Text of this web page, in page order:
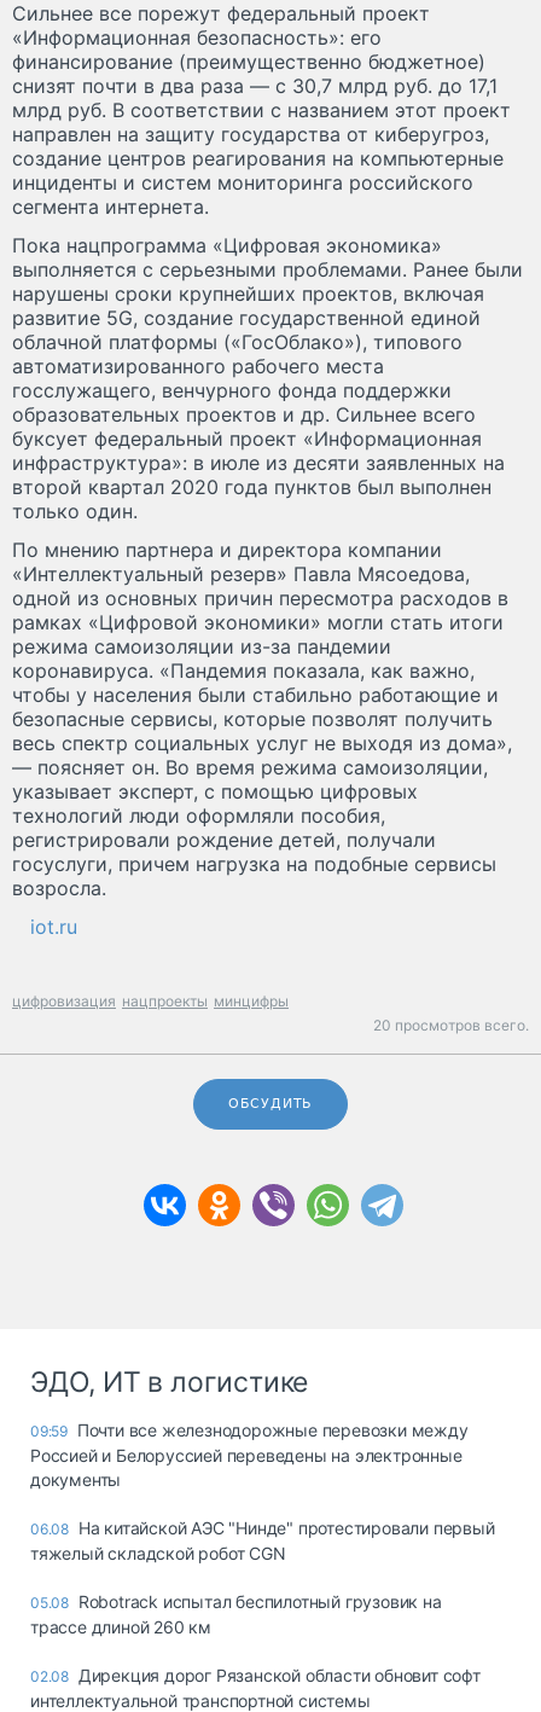
Сильнее все порежут федеральный проект
«Информационная безопасность»: его
финансирование (преимущественно бюджетное)
снизят почти в два раза — с 30,7 млрд руб. до 17,1
млрд руб. В соответствии с названием этот проект
направлен на защиту государства от киберугроз,
создание центров реагирования на компьютерные
инциденты и систем мониторинга российского
сегмента интернета.
Пока нацпрограмма «Цифровая экономика»
выполняется с серьезными проблемами. Ранее были
нарушены сроки крупнейших проектов, включая
развитие 5G, создание государственной единой
облачной платформы («ГосОблако»), типового
автоматизированного рабочего места
госслужащего, венчурного фонда поддержки
образовательных проектов и др. Сильнее всего
буксует федеральный проект «Информационная
инфраструктура»: в июле из десяти заявленных на
второй квартал 2020 года пунктов был выполнен
только один.
По мнению партнера и директора компании
«Интеллектуальный резерв» Павла Мясоедова,
одной из основных причин пересмотра расходов в
рамках «Цифровой экономики» могли стать итоги
режима самоизоляции из-за пандемии
коронавируса. «Пандемия показала, как важно,
чтобы у населения были стабильно работающие и
безопасные сервисы, которые позволят получить
весь спектр социальных услуг не выходя из дома»,
— поясняет он. Во время режима самоизоляции,
указывает эксперт, с помощью цифровых
технологий люди оформляли пособия,
регистрировали рождение детей, получали
госуслуги, причем нагрузка на подобные сервисы
возросла.
iot.ru
цифровизация нацпроекты минцифры
20 просмотров всего.
ОБСУДИТЬ
ЭДО, ИТ в логистике
09:59 Почти все железнодорожные перевозки между
Россией и Белоруссией переведены на электронные
документы
06.08 На китайской АЭС "Нинде" протестировали первый
тяжелый складской робот CGN
05.08 Robotrack испытал беспилотный грузовик на
трассе длиной 260 км
02.08 Дирекция дорог Рязанской области обновит софт
интеллектуальной транспортной системы